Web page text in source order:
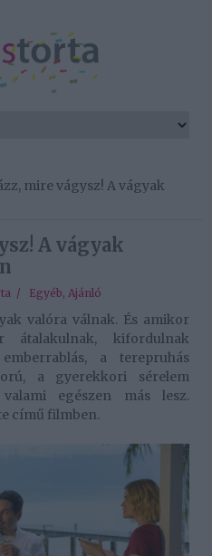
mire vágysz! A vágyak
A vágyak
/ Egyéb, Ajánló
valóra válnak. És amikor
átalakulnak, kifordulnak
a terepruhás
a gyerekkori sérelem
egészen más lesz.
című filmben.